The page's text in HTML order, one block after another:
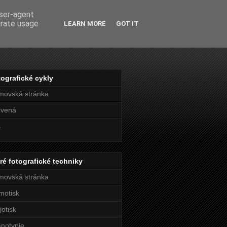
cykly
stránka
fotografické techniky
stránka
agent
usage
LEARN MORE GOT IT